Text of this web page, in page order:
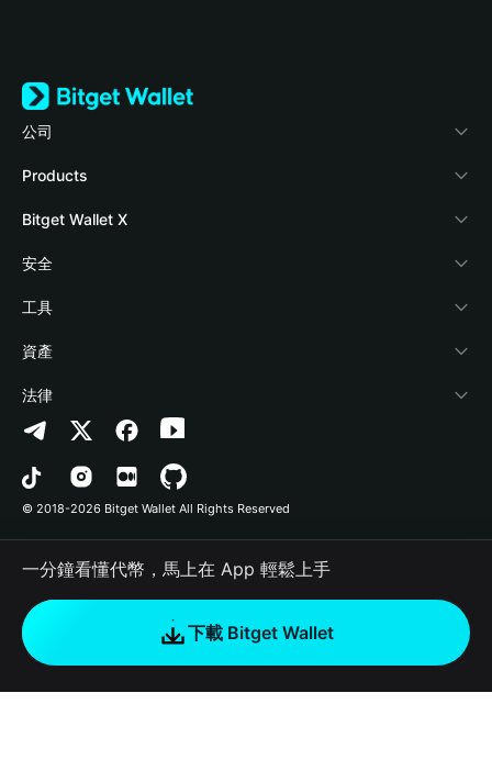
公司
關於 Bitget Wallet
部落格
學院
加密資訊
幫助中心
‌聯繫我們
品牌資源
工作機會
Products
Crypto Card
Stablecoin Earn
Payfi Crypto
Crypto Swap API
Altcoin Season Index
Prediction Markets
DApp
RWA
如何購買加密貨幣
Bitget Wallet X
開發者文件
連接錢包
Bitget Wallet Pay
合作上架
安全
風險保障基金
安全防護技術
工具
快捷買幣
授權檢測
合約檢測
批次轉帳
資產
Arbitrum
Avalanche
Bitcoin
Polygon
法律
隱私協議
用戶使用協議
© 2018-2026 Bitget Wallet All Rights Reserved
一分鐘看懂代幣，馬上在 App 輕鬆上手
下載 Bitget Wallet